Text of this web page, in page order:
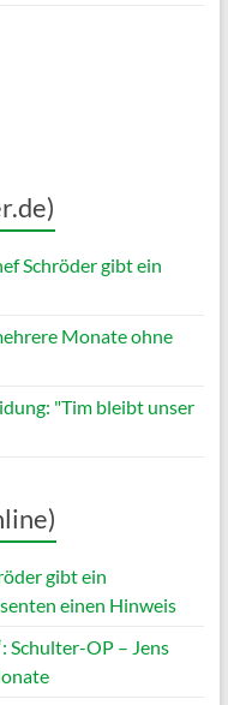
Schröder gibt ein
Monate ohne
"Tim bleibt unser
gibt ein
einen Hinweis
Schulter-OP – Jens